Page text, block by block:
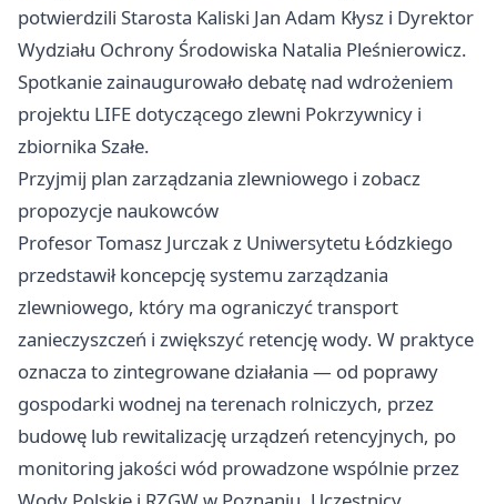
potwierdzili Starosta Kaliski Jan Adam Kłysz i Dyrektor
Wydziału Ochrony Środowiska Natalia Pleśnierowicz.
Spotkanie zainaugurowało debatę nad wdrożeniem
projektu LIFE dotyczącego zlewni Pokrzywnicy i
zbiornika Szałe.
Przyjmij plan zarządzania zlewniowego i zobacz
propozycje naukowców
Profesor Tomasz Jurczak z Uniwersytetu Łódzkiego
przedstawił koncepcję systemu zarządzania
zlewniowego, który ma ograniczyć transport
zanieczyszczeń i zwiększyć retencję wody. W praktyce
oznacza to zintegrowane działania — od poprawy
gospodarki wodnej na terenach rolniczych, przez
budowę lub rewitalizację urządzeń retencyjnych, po
monitoring jakości wód prowadzone wspólnie przez